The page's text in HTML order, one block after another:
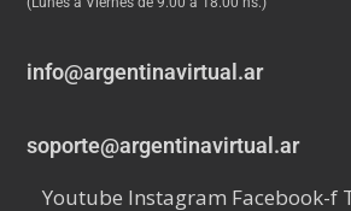
info@argentinavirtual.ar
soporte@argentinavirtual.ar
Youtube Instagram Facebook-f